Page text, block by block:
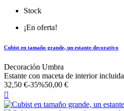
Stock
¡En oferta!
Cubist en tamaño grande, un estante decorativo
Decoración Umbra
Estante con maceta de interior incluida
32,50 €-35%50,00 €
